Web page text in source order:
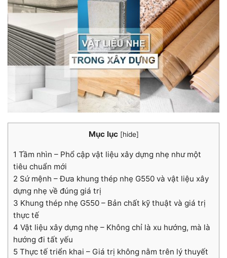
Mục lục [hide]
1 Tầm nhìn – Phổ cập vật liệu xây dựng nhẹ như một
tiêu chuẩn mới
2 Sứ mệnh – Đưa khung thép nhẹ G550 và vật liệu xây
dựng nhẹ về đúng giá trị
3 Khung thép nhẹ G550 – Bản chất kỹ thuật và giá trị
thực tế
4 Vật liệu xây dựng nhẹ – Không chỉ là xu hướng, mà là
hướng đi tất yếu
5 Thực tế triển khai – Giá trị không nằm trên lý thuyết